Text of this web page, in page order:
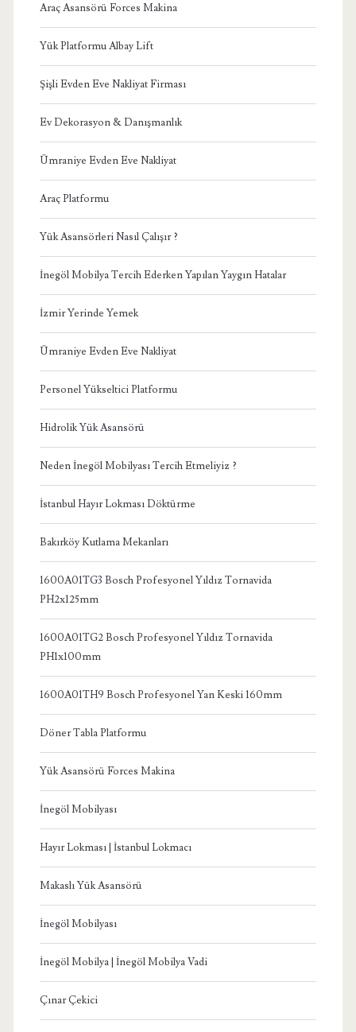
Araç Asansörü Forces Makina
Yük Platformu Albay Lift
Şişli Evden Eve Nakliyat Firması
Ev Dekorasyon & Danışmanlık
Ümraniye Evden Eve Nakliyat
Araç Platformu
Yük Asansörleri Nasıl Çalışır ?
İnegöl Mobilya Tercih Ederken Yapılan Yaygın Hatalar
İzmir Yerinde Yemek
Ümraniye Evden Eve Nakliyat
Personel Yükseltici Platformu
Hidrolik Yük Asansörü
Neden İnegöl Mobilyası Tercih Etmeliyiz ?
İstanbul Hayır Lokması Döktürme
Bakırköy Kutlama Mekanları
1600A01TG3 Bosch Profesyonel Yıldız Tornavida
PH2x125mm
1600A01TG2 Bosch Profesyonel Yıldız Tornavida
PH1x100mm
1600A01TH9 Bosch Profesyonel Yan Keski 160mm
Döner Tabla Platformu
Yük Asansörü Forces Makina
İnegöl Mobilyası
Hayır Lokması | İstanbul Lokmacı
Makaslı Yük Asansörü
İnegöl Mobilyası
İnegöl Mobilya | İnegöl Mobilya Vadi
Çınar Çekici